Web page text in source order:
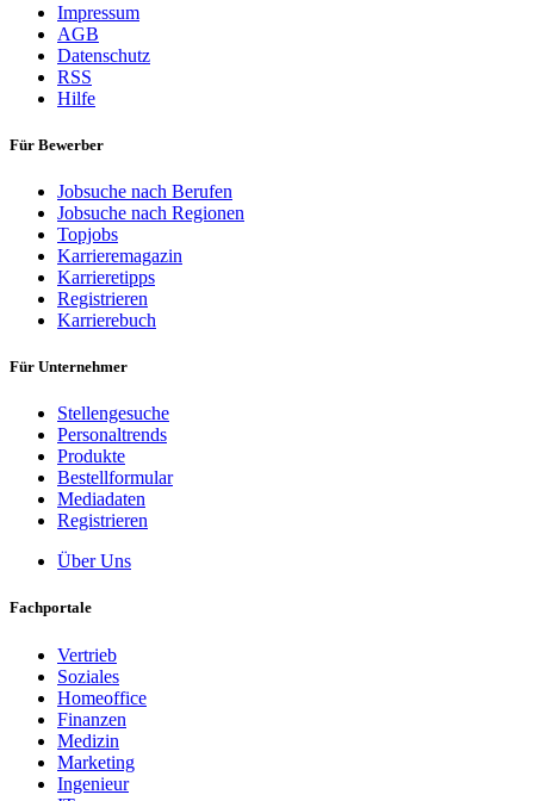
Impressum
AGB
Datenschutz
RSS
Hilfe
Für Bewerber
Jobsuche nach Berufen
Jobsuche nach Regionen
Topjobs
Karrieremagazin
Karrieretipps
Registrieren
Karrierebuch
Für Unternehmer
Stellengesuche
Personaltrends
Produkte
Bestellformular
Mediadaten
Registrieren
Über Uns
Fachportale
Vertrieb
Soziales
Homeoffice
Finanzen
Medizin
Marketing
Ingenieur